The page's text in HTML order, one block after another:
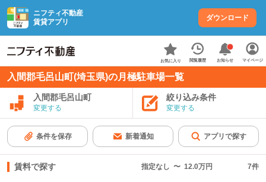
ニフティ不動産
賃貸アプリ
ダウンロード
お気に入り 閲覧履歴 お知らせ マイページ
入間郡毛呂山町(埼玉県)の月極駐車場一覧
入間郡毛呂山町
変更する
絞り込み条件
変更する
条件を保存 新着通知 アプリで探す
賃料で探す 指定なし 〜 12.0万円 7件